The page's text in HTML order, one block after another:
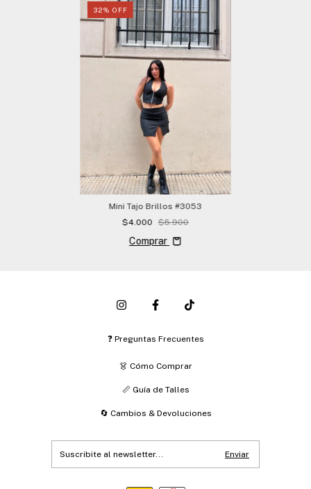
32% OFF
Mini Tajo Brillos #3053
$4.000
$5.900
Comprar
❓ Preguntas Frecuentes
👗 Cómo Comprar
📏 Guía de Talles
🔄 Cambios & Devoluciones